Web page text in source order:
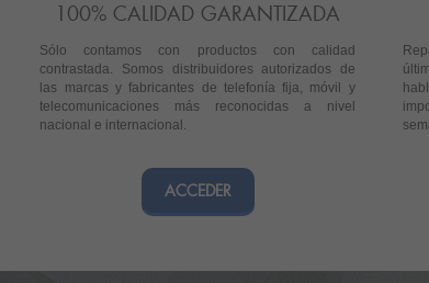
100% CALIDAD GARANTIZADA
Sólo contamos con productos con calidad
contrastada. Somos distribuidores autorizados de
las marcas y fabricantes de telefonía fija, móvil y
telecomunicaciones más reconocidas a nivel
nacional e internacional.
ACCEDER